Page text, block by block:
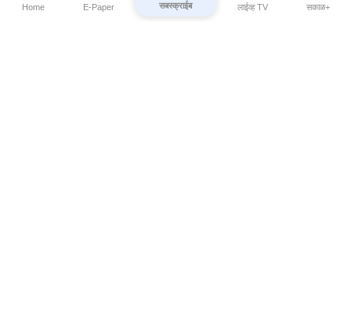
Home E-Paper सबस्क्राईब लाईव्ह TV सकाळ+